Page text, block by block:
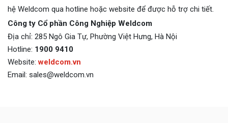
hệ Weldcom qua hotline hoặc website để được hỗ trợ chi tiết.
Công ty Cổ phần Công Nghiệp Weldcom
Địa chỉ: 285 Ngô Gia Tự, Phường Việt Hưng, Hà Nội
Hotline: 1900 9410
Website:weldcom.vn
Email: sales@weldcom.vn